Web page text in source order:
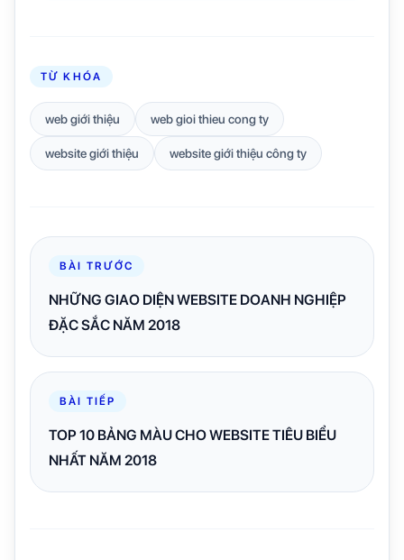
TỪ KHÓA
web giới thiệu web gioi thieu cong ty
website giới thiệu website giới thiệu công ty
BÀI TRƯỚC
NHỮNG GIAO DIỆN WEBSITE DOANH NGHIỆP
ĐẶC SẮC NĂM 2018
BÀI TIẾP
TOP 10 BẢNG MÀU CHO WEBSITE TIÊU BIỂU
NHẤT NĂM 2018